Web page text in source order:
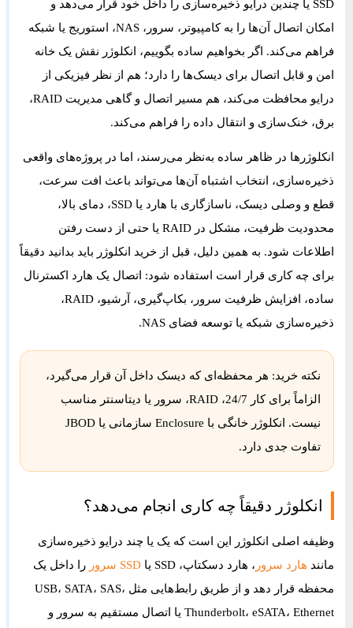
SSD یا چندین درایو ذخیره‌سازی را داخل خود قرار می‌دهد و
امکان اتصال آن‌ها را به کامپیوتر، سرور، NAS، استوریج یا شبکه
فراهم می‌کند. اگر بخواهیم ساده بگوییم، انکلوژر نقش یک خانه
امن و قابل اتصال برای دیسک‌ها را دارد؛ هم از نظر فیزیکی از
درایو محافظت می‌کند، هم مسیر اتصال و گاهی مدیریت RAID،
برق، خنک‌سازی و انتقال داده را فراهم می‌کند.
انکلوژرها در ظاهر ساده به‌نظر می‌رسند، اما در پروژه‌های واقعی
ذخیره‌سازی، انتخاب اشتباه آن‌ها می‌تواند باعث افت سرعت،
قطع و وصلی دیسک، ناسازگاری با هارد یا SSD، دمای بالا،
محدودیت ظرفیت، مشکل در RAID یا حتی از دست رفتن
اطلاعات شود. به همین دلیل، قبل از خرید انکلوژر باید بدانید دقیقاً
برای چه کاری قرار است استفاده شود: اتصال یک هارد اکسترنال
ساده، افزایش ظرفیت سرور، بکاپ‌گیری، آرشیو، RAID،
ذخیره‌سازی شبکه یا توسعه فضای NAS.
نکته خرید: هر محفظه‌ای که دیسک داخل آن قرار می‌گیرد،
الزاماً برای کار 24/7، RAID، سرور یا دیتاسنتر مناسب
نیست. انکلوژر خانگی با Enclosure سازمانی یا JBOD
تفاوت جدی دارد.
انکلوژر دقیقاً چه کاری انجام می‌دهد؟
وظیفه اصلی انکلوژر این است که یک یا چند درایو ذخیره‌سازی
مانند هارد سرور ، هارد دسکتاپ، SSD یا SSD سرور
را داخل یک
محفظه قرار دهد و از طریق رابط‌هایی مثل USB، SATA، SAS،
Thunderbolt، eSATA، Ethernet یا اتصال مستقیم به سرور و